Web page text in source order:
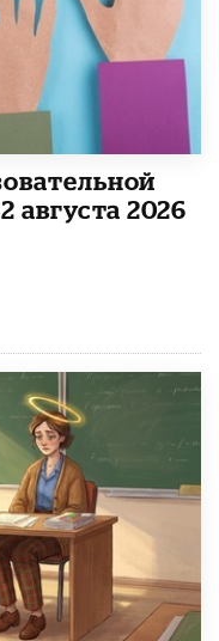
августа 2026